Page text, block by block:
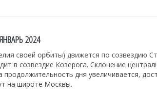
2024
своей орбиты) движется по созвездию
в созвездие Козерога. Склонение
продолжительность дня увеличивается,
на широте Москвы.